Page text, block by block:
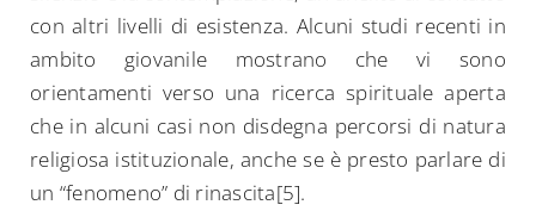
con altri livelli di esistenza. Alcuni studi recenti in
ambito giovanile mostrano che vi sono
orientamenti verso una ricerca spirituale aperta
che in alcuni casi non disdegna percorsi di natura
religiosa istituzionale, anche se è presto parlare di
un “fenomeno” di rinascita[5].